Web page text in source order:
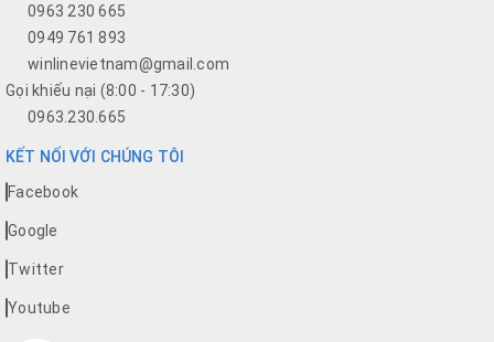
0963 230 665
0949 761 893
winlinevietnam@gmail.com
Gọi khiếu nại (8:00 - 17:30)
0963.230.665
KẾT NỐI VỚI CHÚNG TÔI
Facebook
Google
Twitter
Youtube